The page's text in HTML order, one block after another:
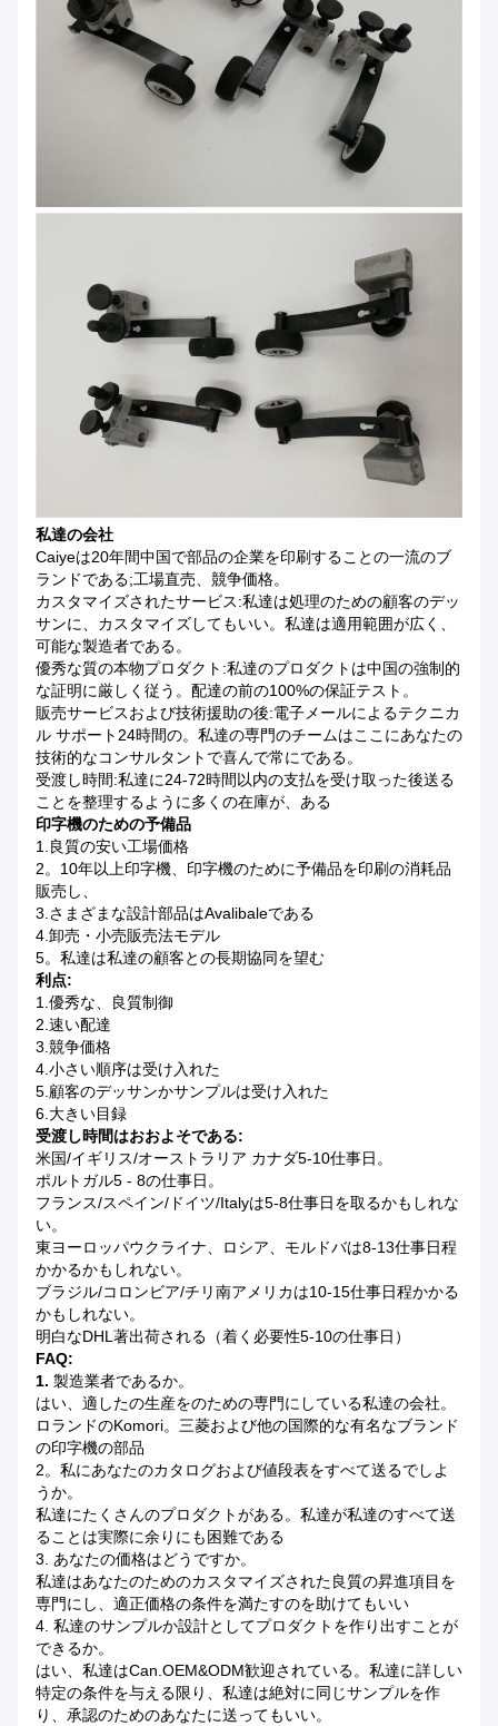
私達の会社
Caiyeは20年間中国で部品の企業を印刷することの一流のブ
ランドである;工場直売、競争価格。
カスタマイズされたサービス:私達は処理のための顧客のデッ
サンに、カスタマイズしてもいい。私達は適用範囲が広く、
可能な製造者である。
優秀な質の本物プロダクト:私達のプロダクトは中国の強制的
な証明に厳しく従う。配達の前の100%の保証テスト。
販売サービスおよび技術援助の後:電子メールによるテクニカ
ル サポート24時間の。私達の専門のチームはここにあなたの
技術的なコンサルタントで喜んで常にである。
受渡し時間:私達に24-72時間以内の支払を受け取った後送る
ことを整理するように多くの在庫が、ある
印字機のための予備品
1.良質の安い工場価格
2。10年以上印字機、印字機のために予備品を印刷の消耗品
販売し、
3.さまざまな設計部品はavalibaleである
4.卸売・小売販売法モデル
5。私達は私達の顧客との長期協同を望む
利点:
1.優秀な、良質制御
2.速い配達
3.競争価格
4.小さい順序は受け入れた
5.顧客のデッサンかサンプルは受け入れた
6.大きい目録
受渡し時間はおおよそである:
米国/イギリス/オーストラリア カナダ5-10仕事日。
ポルトガル5 - 8の仕事日。
フランス/スペイン/ドイツ/Italyは5-8仕事日を取るかもしれな
い。
東ヨーロッパウクライナ、ロシア、モルドバは8-13仕事日程
かかるかもしれない。
ブラジル/コロンビア/チリ南アメリカは10-15仕事日程かかる
かもしれない。
明白なDHL著出荷される（着く必要性5-10の仕事日）
FAQ:
1. 製造業者であるか。
はい、適したの生産をのための専門にしている私達の会社。
ロランドのkomori。三菱および他の国際的な有名なブランド
の印字機の部品
2。私にあなたのカタログおよび値段表をすべて送るでしよ
うか。
私達にたくさんのプロダクトがある。私達が私達のすべて送
ることは実際に余りにも困難である
3. あなたの価格はどうですか。
私達はあなたのためのカスタマイズされた良質の昇進項目を
専門にし、適正価格の条件を満たすのを助けてもいい
4. 私達のサンプルか設計としてプロダクトを作り出すことが
できるか。
はい、私達はcan.OEM&ODM歓迎されている。私達に詳しい
特定の条件を与える限り、私達は絶対に同じサンプルを作
り、承認のためのあなたに送ってもいい。